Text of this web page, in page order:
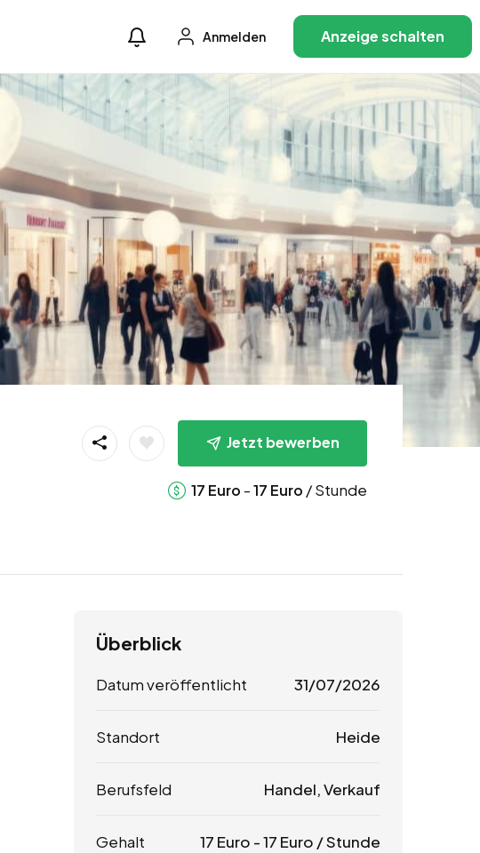
Anmelden Anzeige schalten
Jetzt bewerben
17 Euro -17 Euro / Stunde
Überblick
Datum veröffentlicht 31/07/2026
Standort Heide
Berufsfeld Handel, Verkauf
Gehalt 17 Euro -17 Euro / Stunde